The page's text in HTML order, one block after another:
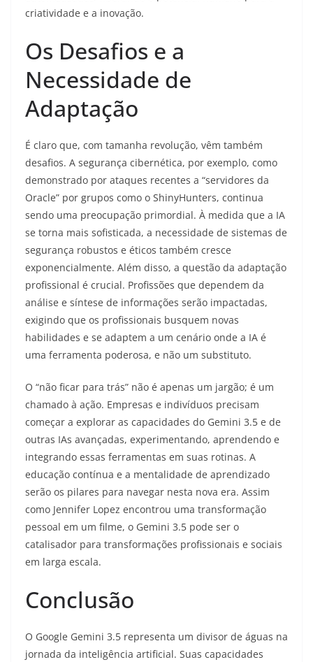
criatividade e a inovação.
Os Desafios e a
Necessidade de
Adaptação
É claro que, com tamanha revolução, vêm também
desafios. A segurança cibernética, por exemplo, como
demonstrado por ataques recentes a “servidores da
Oracle” por grupos como o ShinyHunters, continua
sendo uma preocupação primordial. À medida que a IA
se torna mais sofisticada, a necessidade de sistemas de
segurança robustos e éticos também cresce
exponencialmente. Além disso, a questão da adaptação
profissional é crucial. Profissões que dependem da
análise e síntese de informações serão impactadas,
exigindo que os profissionais busquem novas
habilidades e se adaptem a um cenário onde a IA é
uma ferramenta poderosa, e não um substituto.
O “não ficar para trás” não é apenas um jargão; é um
chamado à ação. Empresas e indivíduos precisam
começar a explorar as capacidades do Gemini 3.5 e de
outras IAs avançadas, experimentando, aprendendo e
integrando essas ferramentas em suas rotinas. A
educação contínua e a mentalidade de aprendizado
serão os pilares para navegar nesta nova era. Assim
como Jennifer Lopez encontrou uma transformação
pessoal em um filme, o Gemini 3.5 pode ser o
catalisador para transformações profissionais e sociais
em larga escala.
Conclusão
O Google Gemini 3.5 representa um divisor de águas na
jornada da inteligência artificial. Suas capacidades